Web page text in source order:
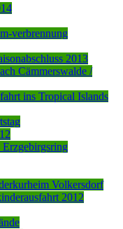
verbrennung
2013
Cämmerswalde /
ins Tropical Islands
Volkersdorf
2012